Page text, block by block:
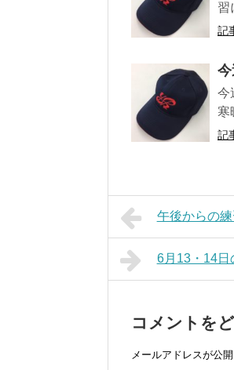
習
記
今
寒
記
午後からの練
6月13・14日
コメントを
メールアドレスが公